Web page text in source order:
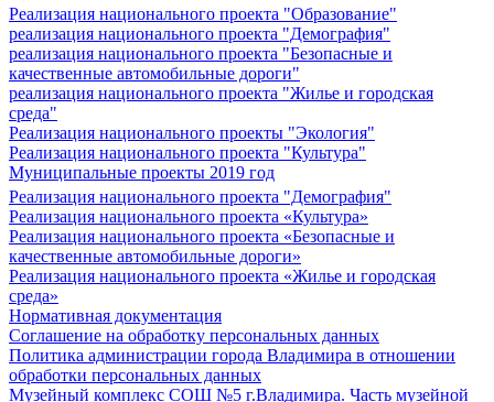
Реализация национального проекта "Образование"
реализация национального проекта "Демография"
реализация национального проекта "Безопасные и
качественные автомобильные дороги"
реализация национального проекта "Жилье и городская
среда"
Реализация национального проекты "Экология"
Реализация национального проекта "Культура"
Муниципальные проекты 2019 год
Реализация национального проекта "Демография"
Реализация национального проекта «Культура»
Реализация национального проекта «Безопасные и
качественные автомобильные дороги»
Реализация национального проекта «Жилье и городская
среда»
Нормативная документация
Соглашение на обработку персональных данных
Политика администрации города Владимира в отношении
обработки персональных данных
Музейный комплекс СОШ №5 г.Владимира. Часть музейной